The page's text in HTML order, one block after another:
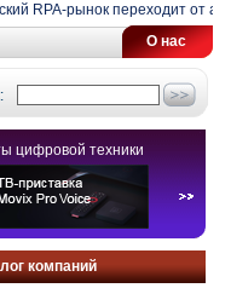
RPA-рынок переходит от
О нас
цифровой техники
компаний